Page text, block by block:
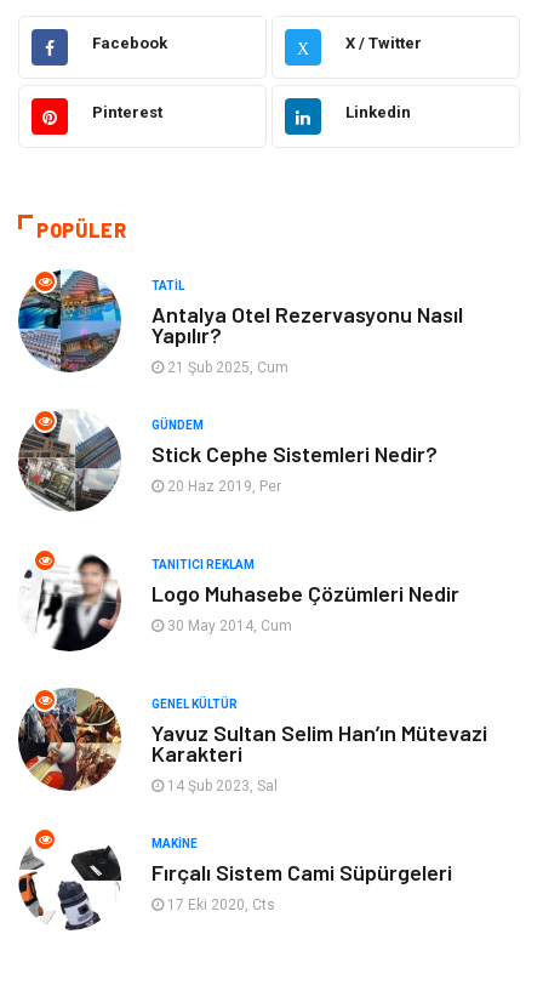
Eğitim Hukuk
Otomotiv Elektrik & Elektronik
Giyim
Makine
Tatil
Gayrimenkul Moda
Bilgisayar & Yazılım Müzik
Mobilya
Ev İşleri
Aksesuar
Gençlik Eğlence
İnternet
Facebook X X / Twitter
Pinterest Linkedin
POPÜLER
TATIL
Antalya Otel Rezervasyonu Nasıl
Yapılır?
21 Şub 2025, Cum
GÜNDEM
Stick Cephe Sistemleri Nedir?
20 Haz 2019, Per
TANITICI REKLAM
Logo Muhasebe Çözümleri Nedir
30 May 2014, Cum
GENEL KÜLTÜR
Yavuz Sultan Selim Han’ın Mütevazi
Karakteri
14 Şub 2023, Sal
MAKINE
Fırçalı Sistem Cami Süpürgeleri
17 Eki 2020, Cts